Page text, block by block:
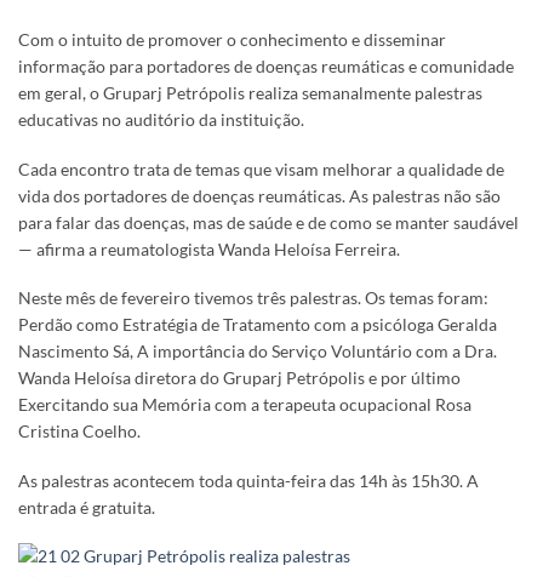
Com o intuito de promover o conhecimento e disseminar
informação para portadores de doenças reumáticas e comunidade
em geral, o Gruparj Petrópolis realiza semanalmente palestras
educativas no auditório da instituição.
Cada encontro trata de temas que visam melhorar a qualidade de
vida dos portadores de doenças reumáticas. As palestras não são
para falar das doenças, mas de saúde e de como se manter saudável
— afirma a reumatologista Wanda Heloísa Ferreira.
Neste mês de fevereiro tivemos três palestras. Os temas foram:
Perdão como Estratégia de Tratamento com a psicóloga Geralda
Nascimento Sá, A importância do Serviço Voluntário com a Dra.
Wanda Heloísa diretora do Gruparj Petrópolis e por último
Exercitando sua Memória com a terapeuta ocupacional Rosa
Cristina Coelho.
As palestras acontecem toda quinta-feira das 14h às 15h30. A
entrada é gratuita.